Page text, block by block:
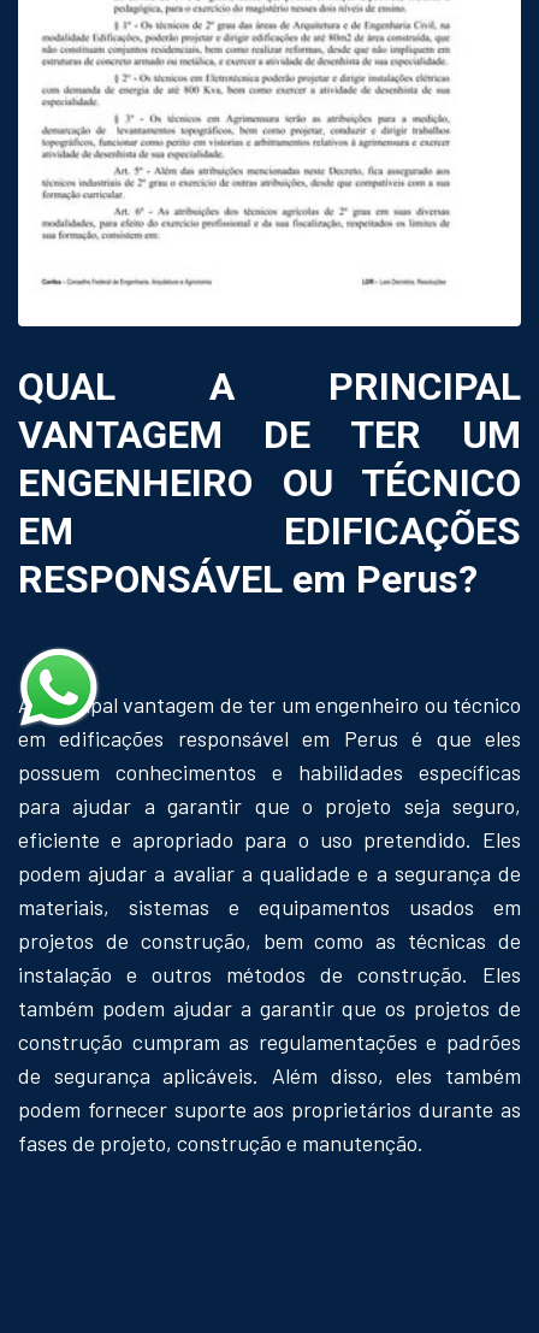
QUAL A PRINCIPAL
VANTAGEM DE TER UM
ENGENHEIRO OU TÉCNICO
EM EDIFICAÇÕES
RESPONSÁVEL em Perus?
A principal vantagem de ter um engenheiro ou técnico
em edificações responsável em Perus é que eles
possuem conhecimentos e habilidades específicas
para ajudar a garantir que o projeto seja seguro,
eficiente e apropriado para o uso pretendido. Eles
podem ajudar a avaliar a qualidade e a segurança de
materiais, sistemas e equipamentos usados em
projetos de construção, bem como as técnicas de
instalação e outros métodos de construção. Eles
também podem ajudar a garantir que os projetos de
construção cumpram as regulamentações e padrões
de segurança aplicáveis. Além disso, eles também
podem fornecer suporte aos proprietários durante as
fases de projeto, construção e manutenção.